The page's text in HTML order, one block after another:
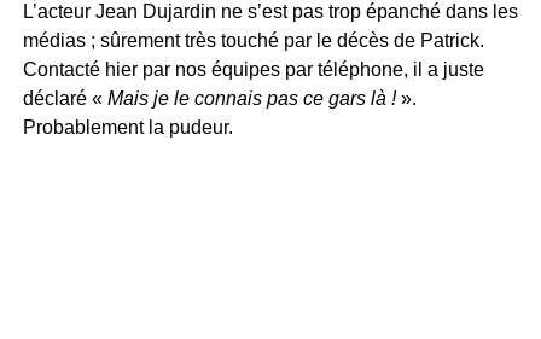
L’acteur Jean Dujardin ne s’est pas trop épanché dans les
médias ; sûrement très touché par le décès de Patrick.
Contacté hier par nos équipes par téléphone, il a juste
déclaré «Mais je le connais pas ce gars là !».
Probablement la pudeur.